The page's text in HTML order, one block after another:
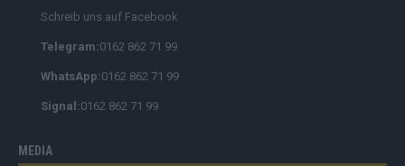
Schreib uns auf Facebook
Telegram:0162 862 71 99
WhatsApp:0162 862 71 99
Signal:0162 862 71 99
MEDIA